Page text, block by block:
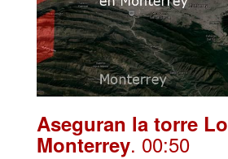
Aseguran la torre
Monterrey. 00:50